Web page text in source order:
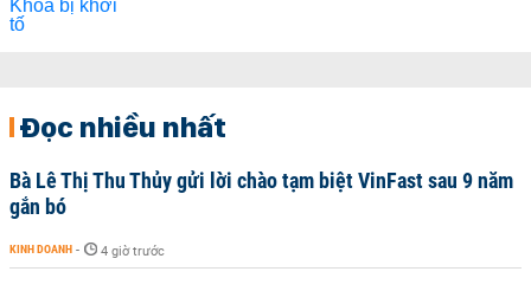
Đọc nhiều nhất
Bà Lê Thị Thu Thủy gửi lời chào tạm biệt VinFast sau 9 năm
gắn bó
KINH DOANH - 4 giờ trước